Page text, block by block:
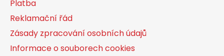
Platba
Reklamační řád
Zásady zpracování osobních údajů
Informace o souborech cookies